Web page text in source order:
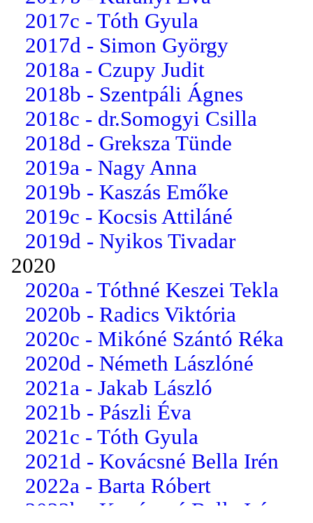
2017c - Tóth Gyula
2017d - Simon György
2018a - Czupy Judit
2018b - Szentpáli Ágnes
2018c - dr.Somogyi Csilla
2018d - Greksza Tünde
2019a - Nagy Anna
2019b - Kaszás Emőke
2019c - Kocsis Attiláné
2019d - Nyikos Tivadar
2020
2020a - Tóthné Keszei Tekla
2020b - Radics Viktória
2020c - Mikóné Szántó Réka
2020d - Németh Lászlóné
2021a - Jakab László
2021b - Pászli Éva
2021c - Tóth Gyula
2021d - Kovácsné Bella Irén
2022a - Barta Róbert
2022b - Kovácsné Bella Irén